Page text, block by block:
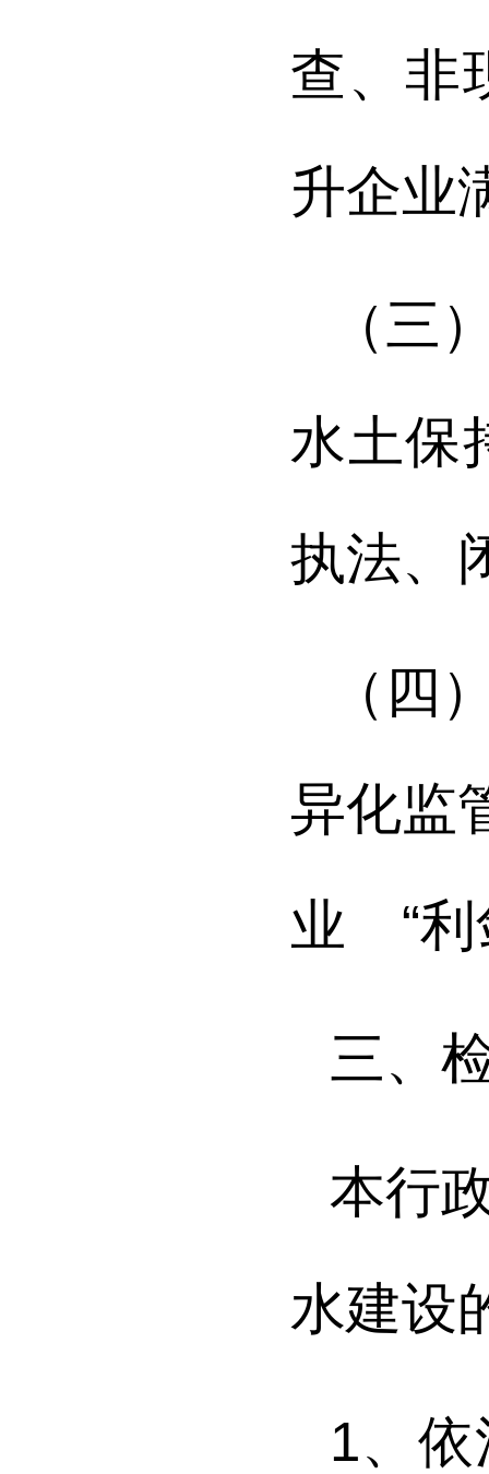
查、 非
升企业
（三
水土保
执法、
（四
异化监
业 “利
三、
本行
水建设
1、 依